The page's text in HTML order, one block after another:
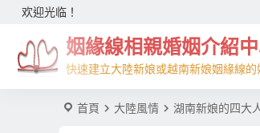
欢迎光临！
姻緣線相親婚姻介紹
快速建立大陸新娘或越南新娘姻緣線的
首頁 大陸風情 湖南新娘的四大